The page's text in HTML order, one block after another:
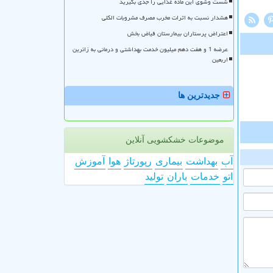
هشدار نسبت به اثرات مخرب مصرف مشروبات الکلی
اعتراض پرستاران بیمارستان فیاض بخش
عرضه 1 و هفت دهم میلیون خدمت بهداشتی و درمانی به زائرین
اربعین
جدیدترین ها
موضوعات خشکشویی آنلاین
آب بهداشت بیماری رپورتاژ هوا
آموزش
اتو خدمات باران تولید